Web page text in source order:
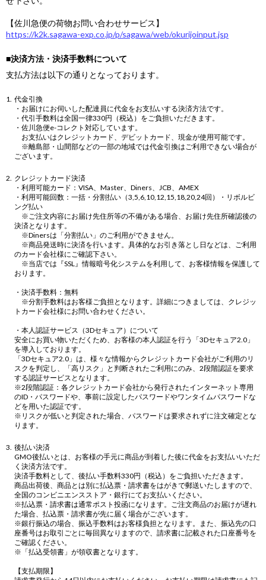
【佐川急便の荷物お問い合わせサービス】
https://k2k.sagawa-exp.co.jp/p/sagawa/web/okurijoinput.jsp
■決済方法・決済手数料について
支払方法は以下の通りとなっております。
代金引換
・お届けにお伺いした配達員に代金をお支払いする決済方法です。
・代引手数料は全国一律330円（税込）をご負担いただきます。
・佐川急便e-コレクト対応しています。
お支払いはクレジットカード、デビットカード、現金が使用可能です。
※離島部・山間部などの一部の地域では代金引換はご利用できない場合が
ございます。
クレジットカード決済
・利用可能カード：VISA、Master、Diners、JCB、AMEX
・利用可能回数：一括・分割払い（3,5,6,10,12,15,18,20,24回）・リボルビ
ング払い
※ご注文内容にお届け先住所等の不備がある場合、お届け先住所確認後の
決済となります。
※Dinersは「分割払い」のご利用ができません。
※商品発送時に決済を行います。具体的なお引き落とし日などは、ご利用
のカード会社様にご確認下さい。
※当店では『SSL』情報暗号化システムを利用して、お客様情報を保護して
おります。
・決済手数料：無料
※分割手数料はお客様ご負担となります。詳細につきましては、クレジッ
トカード会社様にお問い合わせください。
・本人認証サービス（3Dセキュア）について
安全にお買い物いただくため、お客様の本人認証を行う「3Dセキュア2.0」
を導入しております。
「3Dセキュア2.0」は、様々な情報からクレジットカード会社がご利用のリ
スクを判定し、「高リスク」と判断されたご利用にのみ、2段階認証を要求
する認証サービスとなります。
※2段階認証：各クレジットカード会社から発行されたインターネット専用
のID・パスワードや、事前に設定したパスワードやワンタイムパスワードな
どを用いた認証です。
※リスクが低いと判定された場合、パスワードは要求されずに注文確定とな
ります。
後払い決済
GMO後払いとは、お客様の手元に商品が到着した後に代金をお支払いいただ
く決済方法です。
決済手数料として、後払い手数料330円（税込）をご負担いただきます。
商品出荷後、商品とは別に払込票・請求書をはがきで郵送いたしますので、
全国のコンビニエンスストア・銀行にてお支払いください。
※払込票・請求書は通常ポスト投函になります。ご注文商品のお届けが遅れ
た場合、払込票・請求書が先に届く場合がございます。
※銀行振込の場合、振込手数料はお客様負担となります。また、振込先の口
座番号はお取引ごとに毎回異なりますので、請求書に記載された口座番号を
ご確認ください。
※「払込受領書」が領収書となります。
【支払期限】